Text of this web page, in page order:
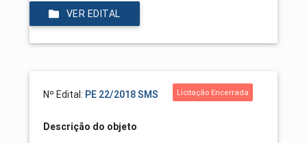
VER EDITAL
Nº Edital: PE 22/2018 SMS Licitação Encerrada
Descrição do objeto